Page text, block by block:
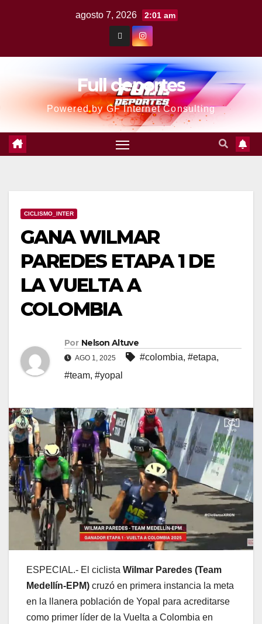
agosto 7, 2026 2:01 am
Full deportes
Powered by GF Internet Consulting
CICLISMO_INTER
GANA WILMAR
PAREDES ETAPA 1 DE
LA VUELTA A
COLOMBIA
Por Nelson Altuve
AGO 1, 2025 #colombia, #etapa,
#team, #yopal
ESPECIAL.- El ciclista Wilmar Paredes (Team
Medellín-EPM) cruzó en primera instancia la meta
en la llanera población de Yopal para acreditarse
como primer líder de la Vuelta a Colombia en